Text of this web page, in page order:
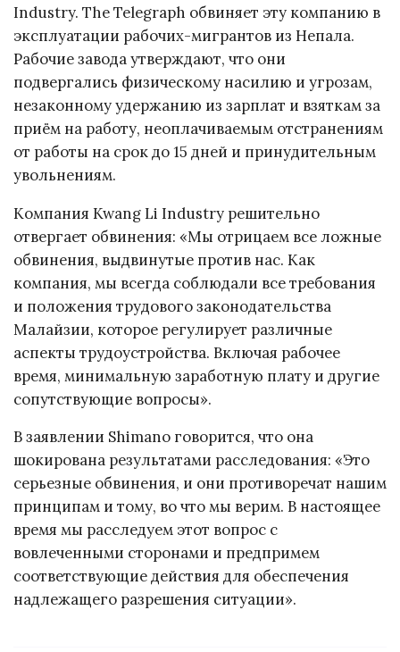
Industry. The Telegraph обвиняет эту компанию в
эксплуатации рабочих-мигрантов из Непала.
Рабочие завода утверждают, что они
подвергались физическому насилию и угрозам,
незаконному удержанию из зарплат и взяткам за
приём на работу, неоплачиваемым отстранениям
от работы на срок до 15 дней и принудительным
увольнениям.
Компания Kwang Li Industry решительно
отвергает обвинения: «Мы отрицаем все ложные
обвинения, выдвинутые против нас. Как
компания, мы всегда соблюдали все требования
и положения трудового законодательства
Малайзии, которое регулирует различные
аспекты трудоустройства. Включая рабочее
время, минимальную заработную плату и другие
сопутствующие вопросы».
В заявлении Shimano говорится, что она
шокирована результатами расследования: «Это
серьезные обвинения, и они противоречат нашим
принципам и тому, во что мы верим. В настоящее
время мы расследуем этот вопрос с
вовлеченными сторонами и предпримем
соответствующие действия для обеспечения
надлежащего разрешения ситуации».